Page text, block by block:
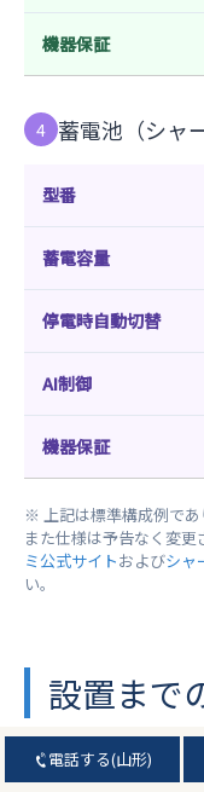
機器保証
4 蓄電池（シャ
型番
蓄電容量
停電時自動切替
AI制御
機器保証
※ 上記は標準構成例であ
また仕様は予告なく変
ミ公式サイトおよびシャ
い。
設置まで
電話する(山形)